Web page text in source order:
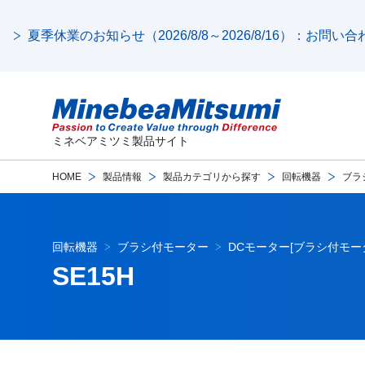
夏季休業のお知らせ（2026/8/8～2026/8/16）：お問い
ミネベアミツミ製品サイト
HOME 製品情報 製品カテゴリから探す 回転機器 ブラ
回転機器 ブラシ付モーター DCモーター[ブラシ付モー
SE15H